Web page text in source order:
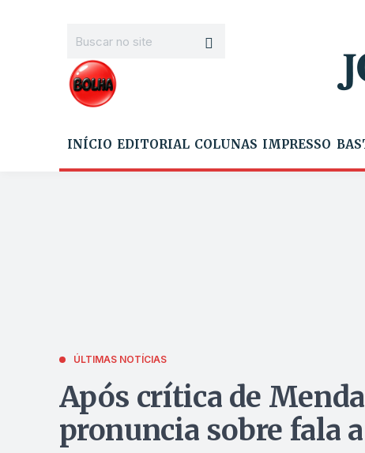
INÍCIO EDITORIAL COLUNAS IMPRESSO
ÚLTIMAS NOTÍCIAS
Após crítica de
pronuncia sobre fala